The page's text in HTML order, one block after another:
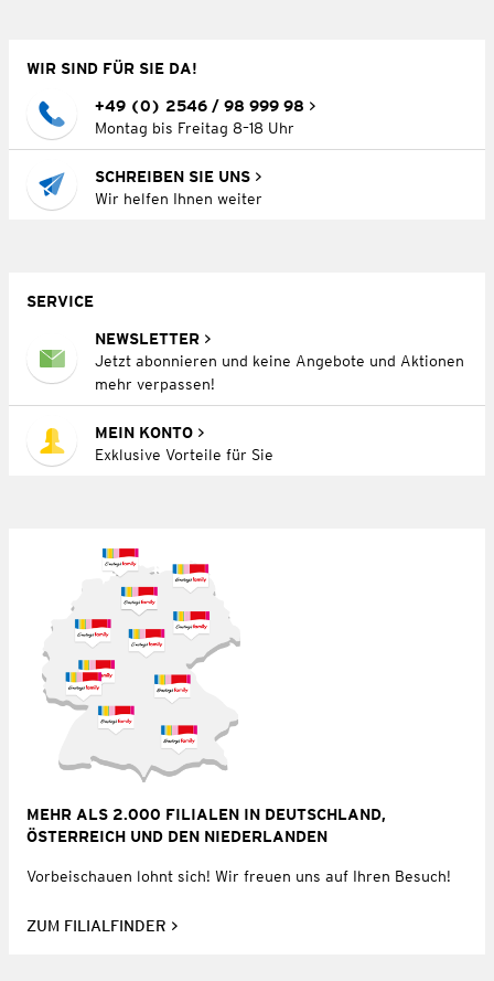
WIR SIND FÜR SIE DA!
+49 (0) 2546 / 98 999 98
Montag bis Freitag 8–18 Uhr
SCHREIBEN SIE UNS
Wir helfen Ihnen weiter
SERVICE
NEWSLETTER
Jetzt abonnieren und keine Angebote und Aktionen
mehr verpassen!
MEIN KONTO
Exklusive Vorteile für Sie
MEHR ALS 2.000 FILIALEN IN DEUTSCHLAND,
ÖSTERREICH UND DEN NIEDERLANDEN
Vorbeischauen lohnt sich! Wir freuen uns auf Ihren Besuch!
ZUM FILIALFINDER